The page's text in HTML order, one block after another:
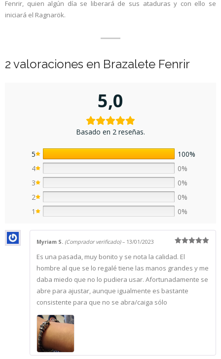
Fenrir, quien algún día se liberará de sus ataduras y con ello se
iniciará el Ragnarök.
2 valoraciones en Brazalete Fenrir
5,0
Basado en 2 reseñas.
5
100%
4
0%
3
0%
2
0%
1
0%
con
Myriam S. (Comprador verificado) – 13/01/2023
Es una pasada, muy bonito y se nota la calidad. El
hombre al que se lo regalé tiene las manos grandes y me
daba miedo que no lo pudiera usar. Afortunadamente se
abre para ajustar, aunque igualmente es bastante
consistente para que no se abra/caiga sólo